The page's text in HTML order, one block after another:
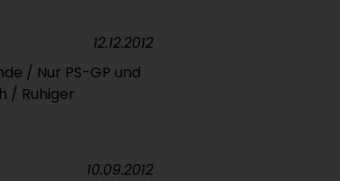
/ Nur PS-GP und
/ Ruhiger
12.12.2012
10.09.2012